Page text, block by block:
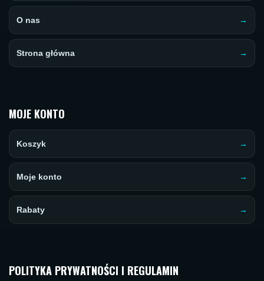
O nas
Strona główna
MOJE KONTO
Koszyk
Moje konto
Rabaty
POLITYKA PRYWATNOŚCI I REGULAMIN